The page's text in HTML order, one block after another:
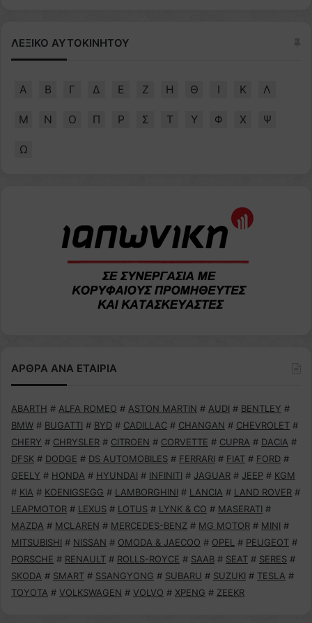
ΛΕΞΙΚΟ ΑΥΤΟΚΙΝΗΤΟΥ
Α Β Γ Δ Ε Ζ Η Θ Ι Κ Λ
Μ Ν Ο Π Ρ Σ Τ Υ Φ Χ Ψ
Ω
ΑΡΘΡΑ ΑΝΑ ΕΤΑΙΡΙΑ
ABARTH # ALFA ROMEO # ASTON MARTIN # AUDI # BENTLEY #
BMW # BUGATTI # BYD # CADILLAC # CHANGAN # CHEVROLET #
CHERY # CHRYSLER # CITROEN # CORVETTE # CUPRA # DACIA #
DFSK # DODGE # DS AUTOMOBILES # FERRARI # FIAT # FORD #
GEELY # HONDA # HYUNDAI # INFINITI # JAGUAR # JEEP # KGM
# KIA # KOENIGSEGG # LAMBORGHINI # LANCIA # LAND ROVER #
LEAPMOTOR # LEXUS # LOTUS # LYNK & CO # MASERATI #
MAZDA # MCLAREN # MERCEDES-BENZ # MG MOTOR # MINI #
MITSUBISHI # NISSAN # OMODA & JAECOO # OPEL # PEUGEOT #
PORSCHE # RENAULT # ROLLS-ROYCE # SAAB # SEAT # SERES #
SKODA # SMART # SSANGYONG # SUBARU # SUZUKI # TESLA #
TOYOTA # VOLKSWAGEN # VOLVO # XPENG # ZEEKR